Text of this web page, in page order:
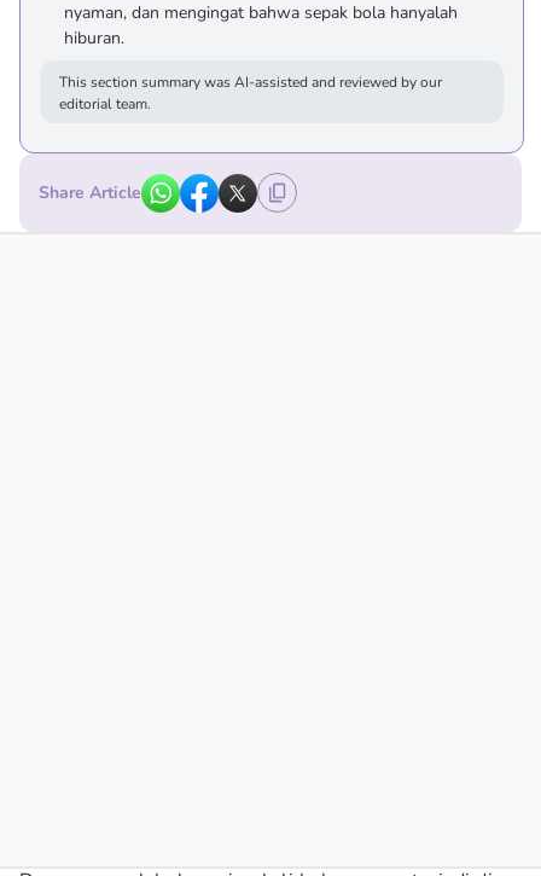
nyaman, dan mengingat bahwa sepak bola hanyalah
hiburan.
This section summary was AI-assisted and reviewed by our
editorial team.
Share Article